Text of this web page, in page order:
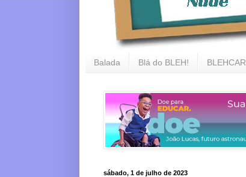
Balada Blá do BLEH! BLEHCAR
sábado, 1 de julho de 2023